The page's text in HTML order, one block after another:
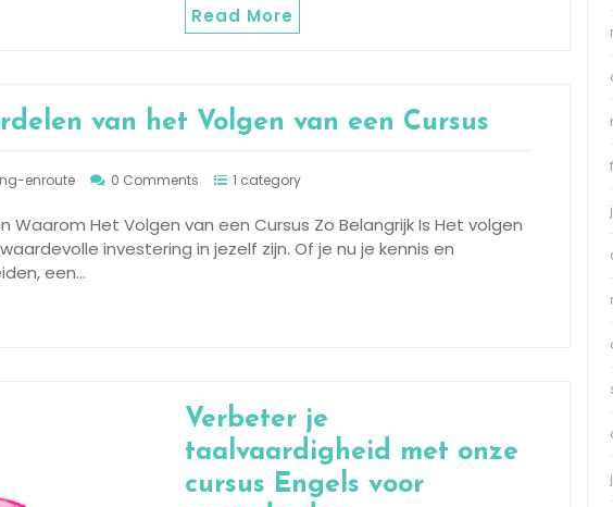
Read More
van het Volgen van een Cursus
enroute 0 Comments 1 category
Waarom Het Volgen van een Cursus Zo Belangrijk Is Het volgen
investering in jezelf zijn. Of je nu je kennis en
een…
Verbeter je
taalvaardigheid met onze
cursus Engels voor